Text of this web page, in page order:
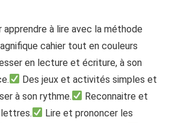
apprendre à lire avec la méthode
cahier tout en couleurs
en lecture et écriture, à son
Des jeux et activités simples et
à son rythme.
Reconnaitre et
lettres.
Lire et prononcer les